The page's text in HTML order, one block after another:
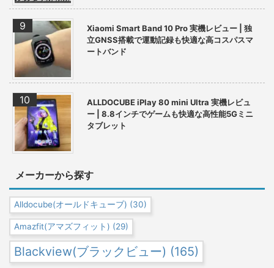
Xiaomi Smart Band 10 Pro 実機レビュー | 独
立GNSS搭載で運動記録も快適な高コスパスマ
ートバンド
ALLDOCUBE iPlay 80 mini Ultra 実機レビュ
ー | 8.8インチでゲームも快適な高性能5Gミニ
タブレット
メーカーから探す
Alldocube(オールドキューブ) (30)
Amazfit(アマズフィット) (29)
Blackview(ブラックビュー) (165)